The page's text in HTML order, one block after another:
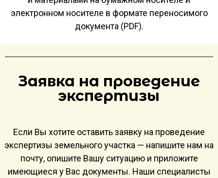
электронном носителе в формате переносимого
документа (PDF).
Заявка на проведение
экспертизы
Если Вы хотите оставить заявку на проведение
экспертизы земельного участка — напишите нам на
почту, опишите Вашу ситуацию и приложите
имеющиеся у Вас документы. Наши специалисты